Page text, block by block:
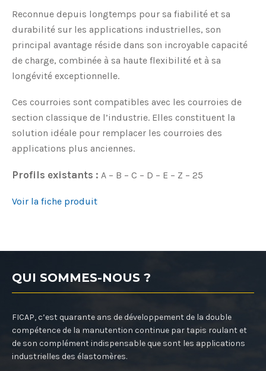
Reconnue depuis longtemps pour sa fiabilité et sa
durabilité sur les applications industrielles, son
principal avantage réside dans son incroyable capacité
de charge, combinée à sa haute flexibilité et à sa
longévité exceptionnelle.
Ces courroies sont compatibles avec les courroies de
section classique de l’industrie. Elles constituent la
solution idéale pour remplacer les courroies des
applications plus anciennes.
Profils existants : A – B – C – D – E – Z – 25
Voir la fiche produit
QUI SOMMES-NOUS ?
FICAP, c’est quarante ans de développement de la double
compétence de la manutention continue par tapis roulant et
de son complément indispensable que sont les applications
industrielles des élastomères.